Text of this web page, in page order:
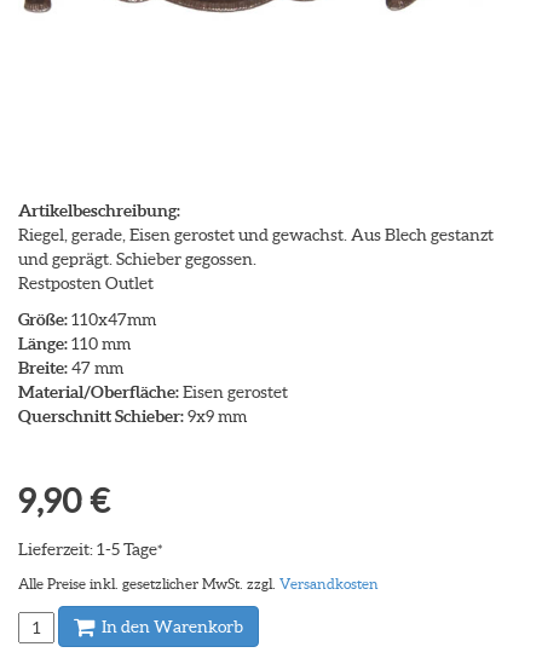
Artikelbeschreibung:
Riegel, gerade, Eisen gerostet und gewachst. Aus Blech gestanzt
und geprägt. Schieber gegossen.
Restposten Outlet
Größe:110x47mm
Länge:110 mm
Breite:47 mm
Material/Oberfläche:Eisen gerostet
Querschnitt Schieber:9x9 mm
9,90 €
Lieferzeit: 1-5 Tage*
Alle Preise inkl. gesetzlicher MwSt. zzgl. Versandkosten
In den Warenkorb